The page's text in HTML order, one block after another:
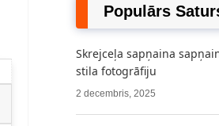
Populārs
Skrejceļa sapņaina
stila fotogrāfiju
2 decembris, 2025